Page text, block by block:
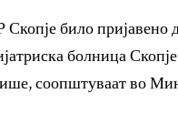
било пријавено
болница
соопштуваат во